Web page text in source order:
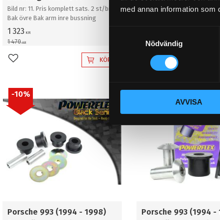
med annan information som
m
t
k
e
s
a
Nödvändig
AVVISA
Bild nr: 11. Pris komplett sats. 2 st/bil.
Bak övre Bak arm inre bussning
1 323 KR
1 470KR
Lägg till i favoriter KÖP
Bild nr: 11. Pris komplett
1 470KR
Lägg till i favoriter
Porsche 993 (1994 - 1998)
10%
Porsche 993 (1994 -